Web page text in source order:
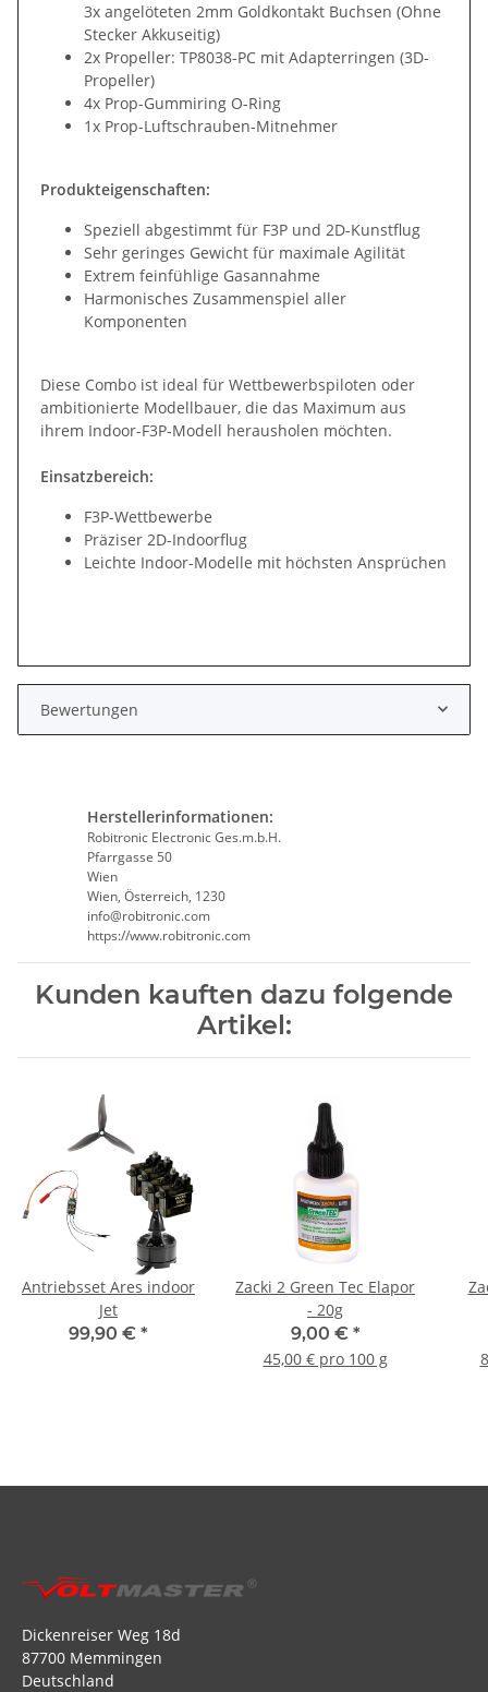
3x angelöteten 2mm Goldkontakt Buchsen (Ohne
Stecker Akkuseitig)
2x Propeller: TP8038-PC mit Adapterringen (3D-
Propeller)
4x Prop-Gummiring O-Ring
1x Prop-Luftschrauben-Mitnehmer
Produkteigenschaften:
Speziell abgestimmt für F3P und 2D-Kunstflug
Sehr geringes Gewicht für maximale Agilität
Extrem feinfühlige Gasannahme
Harmonisches Zusammenspiel aller
Komponenten
Diese Combo ist ideal für Wettbewerbspiloten oder
ambitionierte Modellbauer, die das Maximum aus
ihrem Indoor-F3P-Modell herausholen möchten.
Einsatzbereich:
F3P-Wettbewerbe
Präziser 2D-Indoorflug
Leichte Indoor-Modelle mit höchsten Ansprüchen
Bewertungen
Herstellerinformationen:
Robitronic Electronic Ges.m.b.H.
Pfarrgasse 50
Wien
Wien, Österreich, 1230
info@robitronic.com
https://www.robitronic.com
Kunden kauften dazu folgende
Artikel:
Antriebsset Ares indoor
Jet
99,90 € *
Zacki 2 Green Tec Elapor
- 20g
9,00 € *
45,00 € pro 100 g
Dickenreiser Weg 18d
87700 Memmingen
Deutschland